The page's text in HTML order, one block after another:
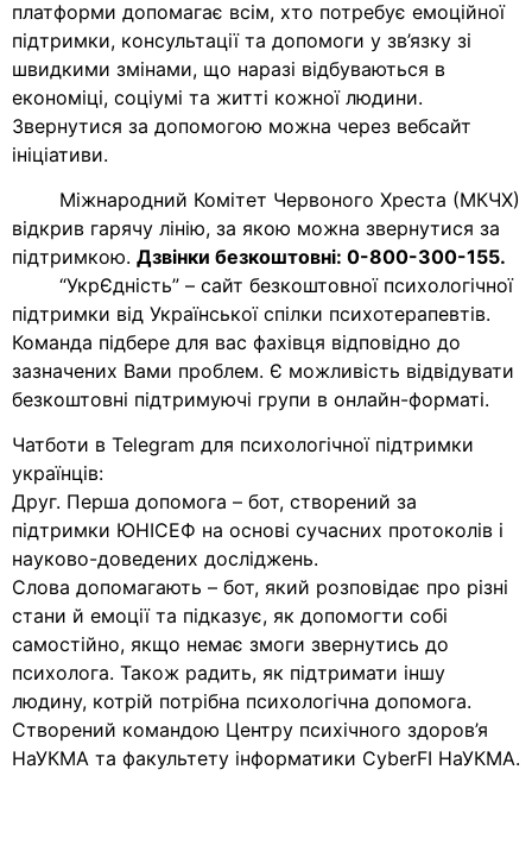
платформи допомагає всім, хто потребує емоційної
підтримки, консультації та допомоги у зв’язку зі
швидкими змінами, що наразі відбуваються в
економіці, соціумі та житті кожної людини.
Звернутися за допомогою можна через вебсайт
ініціативи.
Міжнародний Комітет Червоного Хреста (МКЧХ)
відкрив гарячу лінію, за якою можна звернутися за
підтримкою. Дзвінки безкоштовні: 0-800-300-155.
“УкрЄдність” – сайт безкоштовної психологічної
підтримки від Української спілки психотерапевтів.
Команда підбере для вас фахівця відповідно до
зазначених Вами проблем. Є можливість відвідувати
безкоштовні підтримуючі групи в онлайн-форматі.
Чатботи в Telegram для психологічної підтримки
українців:
Друг. Перша допомога – бот, створений за
підтримки ЮНІСЕФ на основі сучасних протоколів і
науково-доведених досліджень.
Слова допомагають – бот, який розповідає про різні
стани й емоції та підказує, як допомогти собі
самостійно, якщо немає змоги звернутись до
психолога. Також радить, як підтримати іншу
людину, котрій потрібна психологічна допомога.
Створений командою Центру психічного здоров’я
НаУКМА та факультету інформатики CyberFI НаУКМА.